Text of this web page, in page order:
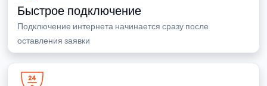
Быстрое подключение
Подключение интернета начинается сразу после
оставления заявки